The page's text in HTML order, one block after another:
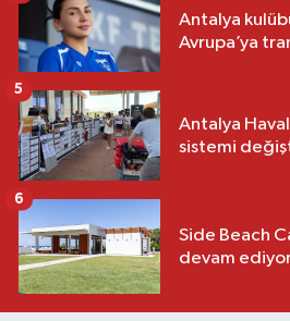
Antalya
Avrupa’ya
Antalya
sistemi
5
Side Beach
devam
6